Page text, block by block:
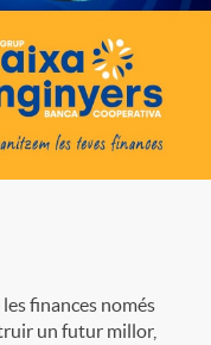
finances només
un futur millor,